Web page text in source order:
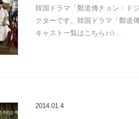
韓国ドラマ「鄭道傳チョン・ド
クターです。韓国ドラマ「鄭道
キャスト一覧はこちら♪☆…
2014.01.4